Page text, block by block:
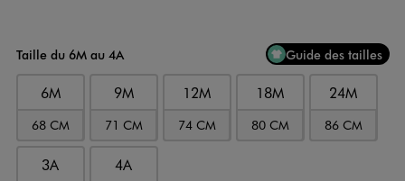
Taille du 6M au 4A Guide des tailles
6M
68 CM
9M
71 CM
12M
74 CM
18M
80 CM
24M
86 CM
3A 4A